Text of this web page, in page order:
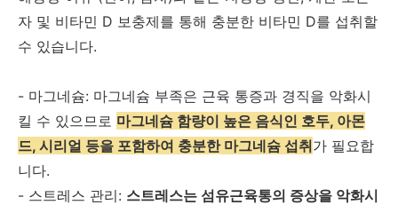
자 및 비타민 D 보충제를 통해 충분한 비타민 D를 섭취할
수 있습니다.
- 마그네슘: 마그네슘 부족은 근육 통증과 경직을 악화시
킬 수 있으므로 마그네슘 함량이 높은 음식인 호두, 아몬
드, 시리얼 등을 포함하여 충분한 마그네슘 섭취가 필요합
니다.
- 스트레스 관리: 스트레스는 섬유근육통의 증상을 악화시